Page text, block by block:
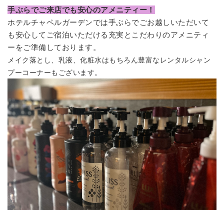
手ぶらでご来店でも安心のアメニティー！
ホテルチャペルガーデンでは手ぶらでごお越しいただいて
も安心してご宿泊いただける 充実とこだわりのアメニティ
ーをご準備しております。
メイク落とし、乳液、化粧水はもちろん豊富なレンタルシャン
プーコーナーもございます。